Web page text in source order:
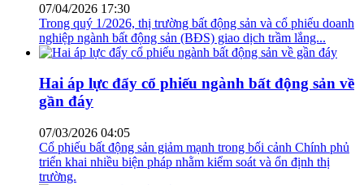
07/04/2026 17:30
Trong quý 1/2026, thị trường bất động sản và cổ phiếu doanh
nghiệp ngành bất động sản (BĐS) giao dịch trầm lắng...
Hai áp lực đẩy cổ phiếu ngành bất động sản về
gần đáy
07/03/2026 04:05
Cổ phiếu bất động sản giảm mạnh trong bối cảnh Chính phủ
triển khai nhiều biện pháp nhằm kiểm soát và ổn định thị
trường.